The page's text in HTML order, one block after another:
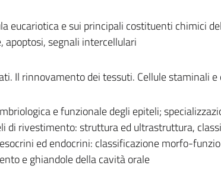
eucariotica e sui principali costituenti chimici
segnali intercellulari
Il rinnovamento dei tessuti. Cellule staminali
e funzionale degli epiteli;
di rivestimento: struttura ed ultrastruttura,
ed endocrini: classificazione morfo-
e ghiandole della cavità orale